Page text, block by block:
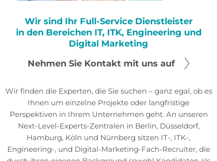
Wir sind Ihr Full-Service Dienstleister
in den Bereichen IT, ITK, Engineering und
Digital Marketing
Nehmen Sie Kontakt mit uns auf
Wir finden die Experten, die Sie suchen – ganz egal, ob es
Ihnen um einzelne Projekte oder langfristige
Perspektiven in Ihrem Unternehmen geht. An unseren
Next-Level-Experts-Zentralen in Berlin, Düsseldorf,
Hamburg, Köln und Nürnberg sitzen IT-, ITK-,
Engineering-, und Digital-Marketing-Fach-Recruiter, die